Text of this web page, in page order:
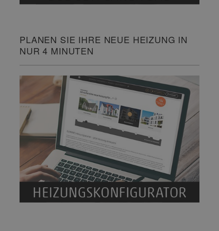
PLANEN SIE IHRE NEUE HEIZUNG IN
NUR 4 MINUTEN